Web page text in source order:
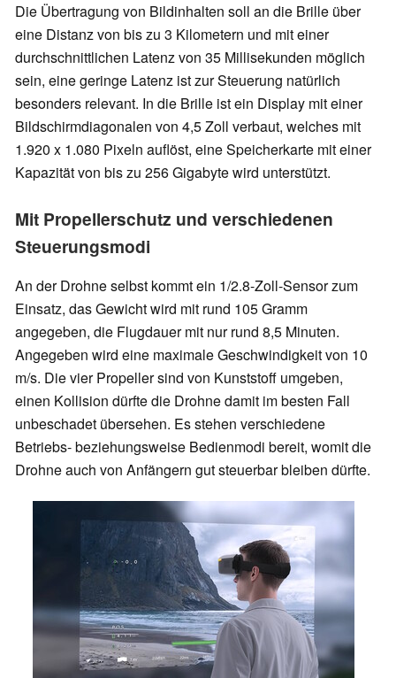
Die Übertragung von Bildinhalten soll an die Brille über
eine Distanz von bis zu 3 Kilometern und mit einer
durchschnittlichen Latenz von 35 Millisekunden möglich
sein, eine geringe Latenz ist zur Steuerung natürlich
besonders relevant. In die Brille ist ein Display mit einer
Bildschirmdiagonalen von 4,5 Zoll verbaut, welches mit
1.920 x 1.080 Pixeln auflöst, eine Speicherkarte mit einer
Kapazität von bis zu 256 Gigabyte wird unterstützt.
Mit Propellerschutz und verschiedenen
Steuerungsmodi
An der Drohne selbst kommt ein 1/2.8-Zoll-Sensor zum
Einsatz, das Gewicht wird mit rund 105 Gramm
angegeben, die Flugdauer mit nur rund 8,5 Minuten.
Angegeben wird eine maximale Geschwindigkeit von 10
m/s. Die vier Propeller sind von Kunststoff umgeben,
einen Kollision dürfte die Drohne damit im besten Fall
unbeschadet übersehen. Es stehen verschiedene
Betriebs- beziehungsweise Bedienmodi bereit, womit die
Drohne auch von Anfängern gut steuerbar bleiben dürfte.